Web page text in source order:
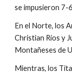
se impusieron 7-
En el Norte, los
Christian Ríos y
Montañeses de
Mientras, los